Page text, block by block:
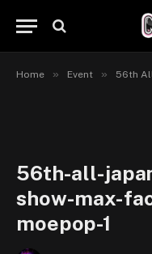
Home » Event » 56th
56th-all-
show-max-
moepop-1